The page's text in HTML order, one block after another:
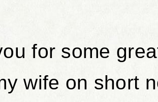
for some
wife on short